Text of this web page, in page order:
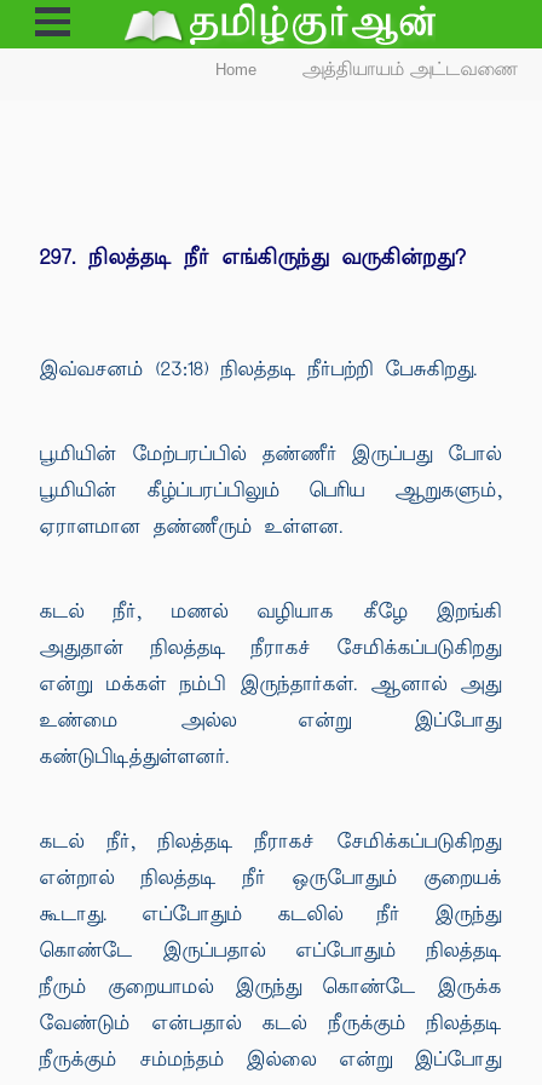
Open
Menu
Home அத்தியாயம் அட்டவணை
297. நிலத்தடி நீர் எங்கிருந்து வருகின்றது?
இவ்வசனம் (23:18) நிலத்தடி நீர்பற்றி பேசுகிறது.
பூமியின் மேற்பரப்பில் தண்ணீர் இருப்பது போல்
பூமியின் கீழ்ப்பரப்பிலும் பெரிய ஆறுகளும்,
ஏராளமான தண்ணீரும் உள்ளன.
கடல் நீர், மணல் வழியாக கீழே இறங்கி
அதுதான் நிலத்தடி நீராகச் சேமிக்கப்படுகிறது
என்று மக்கள் நம்பி இருந்தார்கள். ஆனால் அது
உண்மை அல்ல என்று இப்போது
கண்டுபிடித்துள்ளனர்.
கடல் நீர், நிலத்தடி நீராகச் சேமிக்கப்படுகிறது
என்றால் நிலத்தடி நீர் ஒருபோதும் குறையக்
கூடாது. எப்போதும் கடலில் நீர் இருந்து
கொண்டே இருப்பதால் எப்போதும் நிலத்தடி
நீரும் குறையாமல் இருந்து கொண்டே இருக்க
வேண்டும் என்பதால் கடல் நீருக்கும் நிலத்தடி
நீருக்கும் சம்மந்தம் இல்லை என்று இப்போது